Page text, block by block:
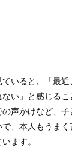
いると、「最
い」と感じる
声かけなど、
、本人もうま
ます。